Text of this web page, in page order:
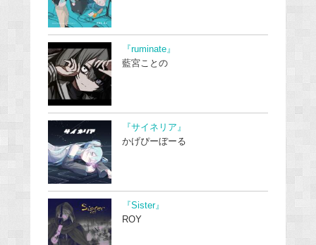
『ruminate』
藍宮ことの
『サイネリア』
かげぴーぼーる
『Sister』
ROY